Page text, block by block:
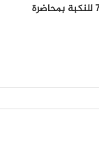
جمعية فيدار تُحيي الذكرى الـ77 للنكبة بمحاضرة